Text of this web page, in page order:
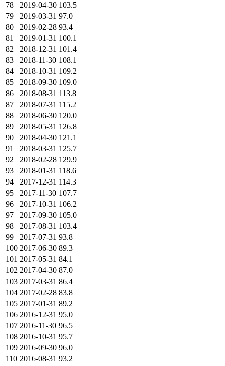
78
2019-04-30 103.5
79
2019-03-31 97.0
80
2019-02-28 93.4
81
2019-01-31 100.1
82
2018-12-31 101.4
83
2018-11-30 108.1
84
2018-10-31 109.2
85
2018-09-30 109.0
86
2018-08-31 113.8
87
2018-07-31 115.2
88
2018-06-30 120.0
89
2018-05-31 126.8
90
2018-04-30 121.1
91
2018-03-31 125.7
92
2018-02-28 129.9
93
2018-01-31 118.6
94
2017-12-31 114.3
95
2017-11-30 107.7
96
2017-10-31 106.2
97
2017-09-30 105.0
98
2017-08-31 103.4
99
2017-07-31 93.8
100 2017-06-30 89.3
101 2017-05-31 84.1
102 2017-04-30 87.0
103 2017-03-31 86.4
104 2017-02-28 83.8
105 2017-01-31 89.2
106 2016-12-31 95.0
107 2016-11-30 96.5
108 2016-10-31 95.7
109 2016-09-30 96.0
110 2016-08-31 93.2